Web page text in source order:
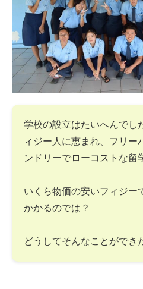
学校の設立はたいへんでし
ィジー人に恵まれ、フリー
ンドリーでローコストな留
いくら物価の安いフィジー
かかるのでは？
どうしてそんなことができ